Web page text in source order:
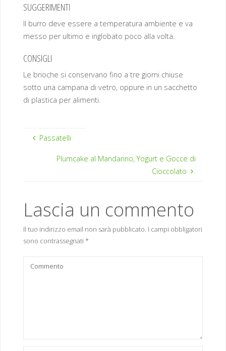
SUGGERIMENTI
Il burro deve essere a temperatura ambiente e va
messo per ultimo e inglobato poco alla volta.
CONSIGLI
Le brioche si conservano fino a tre giorni chiuse
sotto una campana di vetro, oppure in un sacchetto
di plastica per alimenti.
Passatelli
Plumcake al Mandarino, Yogurt e Gocce di
Cioccolato
Lascia un commento
Il tuo indirizzo email non sarà pubblicato. I campi obbligatori
sono contrassegnati *